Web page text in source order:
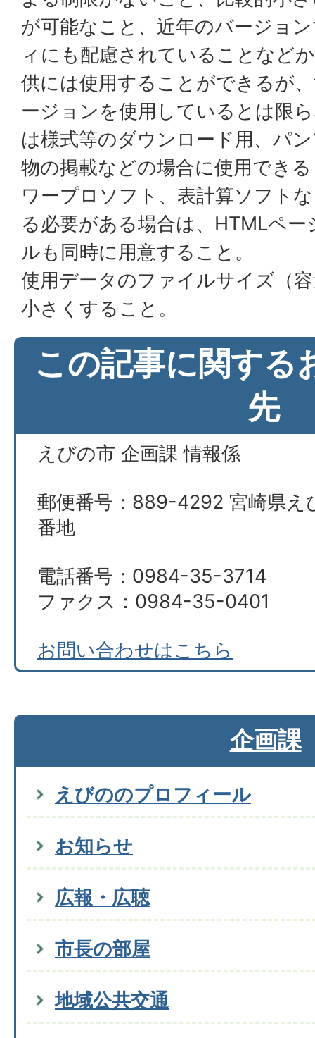
が可能なこと、近年のバージョ
ィにも配慮されていることなど
供には使用することができるが
ージョンを使用しているとは限
は様式等のダウンロード用、パ
物の掲載などの場合に使用でき
ワープロソフト、表計算ソフト
る必要がある場合は、HTMLペ
ルも同時に用意すること。
使用データのファイルサイズ（
小さくすること。
この記事に関する
先
えびの市 企画課 情報係
郵便番号：889-4292 宮崎県え
番地
電話番号：0984-35-3714
ファクス：0984-35-0401
お問い合わせはこちら
企画課
えびののプロフィール
お知らせ
広報・広聴
市長の部屋
地域公共交通